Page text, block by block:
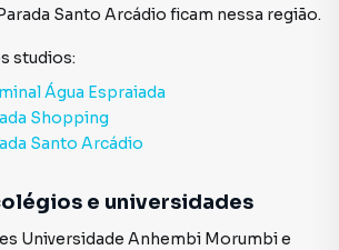
Santo Arcádio ficam nessa região.
studios:
Água Espraiada
Shopping
Santo Arcádio
e universidades
Universidade Anhembi Morumbie